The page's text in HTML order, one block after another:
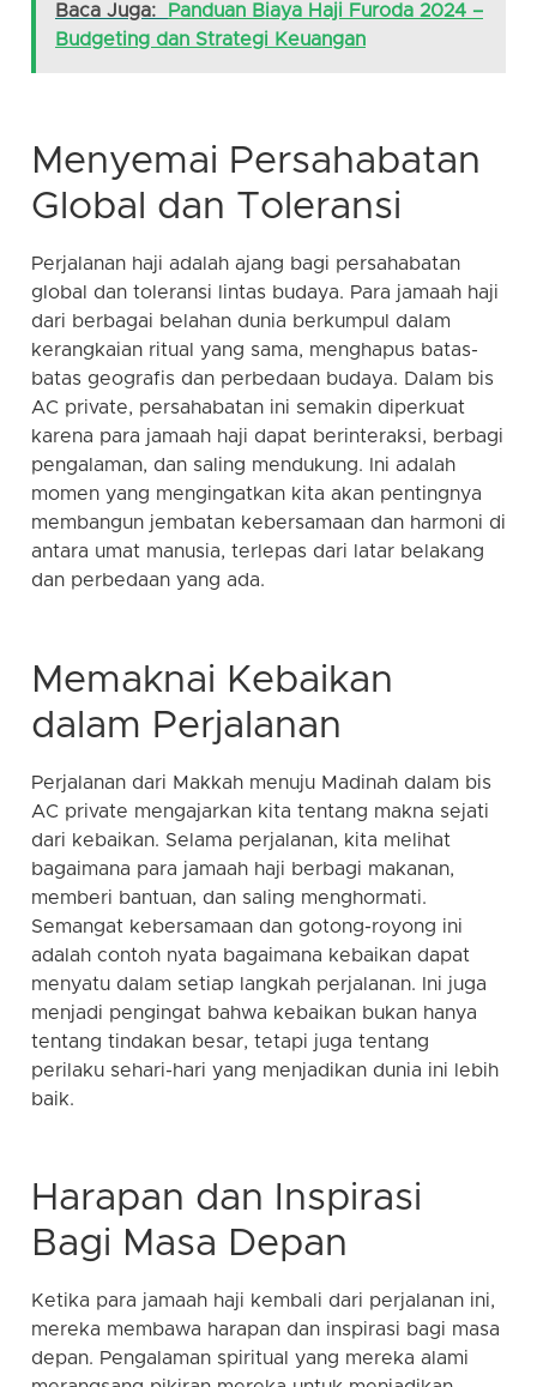
Baca Juga:
Panduan Biaya Haji Furoda 2024 –
Budgeting dan Strategi Keuangan
Menyemai Persahabatan
Global dan Toleransi
Perjalanan haji adalah ajang bagi persahabatan
global dan toleransi lintas budaya. Para jamaah haji
dari berbagai belahan dunia berkumpul dalam
kerangkaian ritual yang sama, menghapus batas-
batas geografis dan perbedaan budaya. Dalam bis
AC private, persahabatan ini semakin diperkuat
karena para jamaah haji dapat berinteraksi, berbagi
pengalaman, dan saling mendukung. Ini adalah
momen yang mengingatkan kita akan pentingnya
membangun jembatan kebersamaan dan harmoni di
antara umat manusia, terlepas dari latar belakang
dan perbedaan yang ada.
Memaknai Kebaikan
dalam Perjalanan
Perjalanan dari Makkah menuju Madinah dalam bis
AC private mengajarkan kita tentang makna sejati
dari kebaikan. Selama perjalanan, kita melihat
bagaimana para jamaah haji berbagi makanan,
memberi bantuan, dan saling menghormati.
Semangat kebersamaan dan gotong-royong ini
adalah contoh nyata bagaimana kebaikan dapat
menyatu dalam setiap langkah perjalanan. Ini juga
menjadi pengingat bahwa kebaikan bukan hanya
tentang tindakan besar, tetapi juga tentang
perilaku sehari-hari yang menjadikan dunia ini lebih
baik.
Harapan dan Inspirasi
Bagi Masa Depan
Ketika para jamaah haji kembali dari perjalanan ini,
mereka membawa harapan dan inspirasi bagi masa
depan. Pengalaman spiritual yang mereka alami